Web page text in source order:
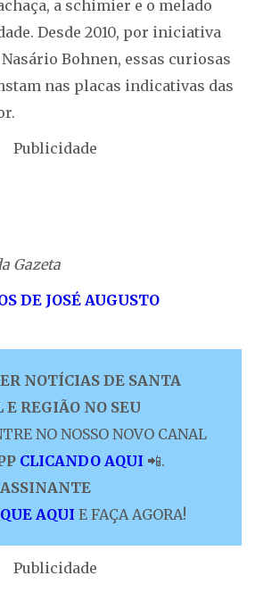
a schimier e o melado
Desde 2010, por iniciativa
Bohnen, essas curiosas
nas placas indicativas das
Publicidade
Gazeta
DE JOSÉ AUGUSTO
NOTÍCIAS DE SANTA
E REGIÃO NO SEU
NO NOSSO NOVO CANAL
CLICANDO AQUI 📲.
ASSINANTE
AQUI E FAÇA AGORA!
Publicidade